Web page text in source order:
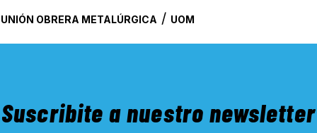
UNIÓN OBRERA METALÚRGICA / UOM
Suscribite a nuestro newsletter